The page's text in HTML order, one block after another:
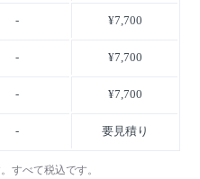
- ¥7,700
- ¥7,700
- ¥7,700
- 要見積り
すべて税込です。